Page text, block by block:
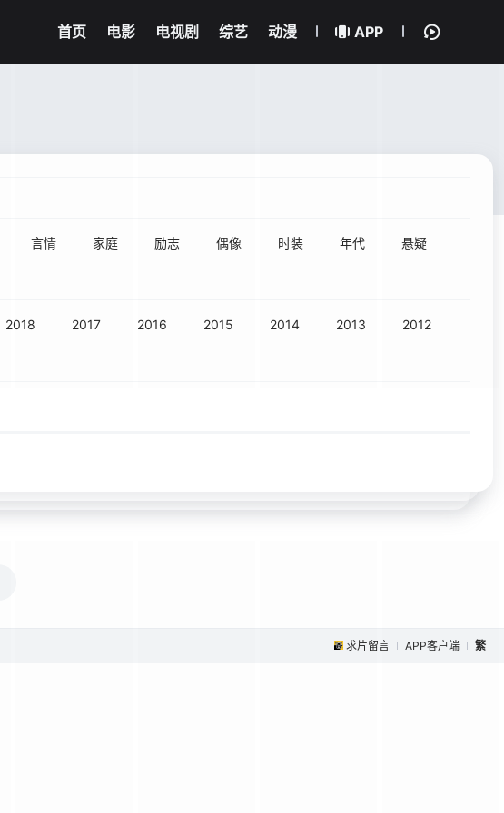
首页 电影 电视剧 综艺 动漫 APP
言情 家庭 励志 偶像 时装 年代 悬疑
2018 2017 2016 2015 2014 2013 2012
求片留言 APP客户端 繁